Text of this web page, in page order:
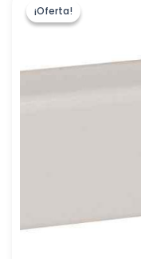
¡Oferta!
¡Oferta!